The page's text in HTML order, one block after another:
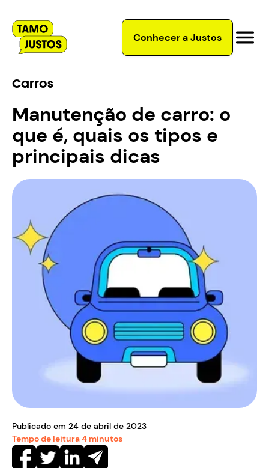
Conhecer a Justos
Carros
Manutenção de carro: o
que é, quais os tipos e
principais dicas
Publicado em 24 de abril de 2023
Tempo de leitura4 minutos